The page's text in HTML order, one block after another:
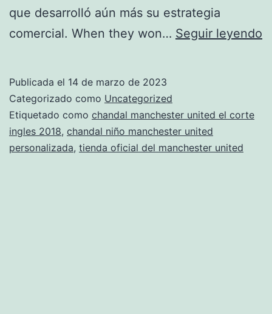
que desarrolló aún más su estrategia
comercial. When they won… Seguir leyendo
Publicada el 14 de marzo de 2023
Categorizado como Uncategorized
Etiquetado como chandal manchester united el corte
ingles 2018, chandal niño manchester united
personalizada, tienda oficial del manchester united